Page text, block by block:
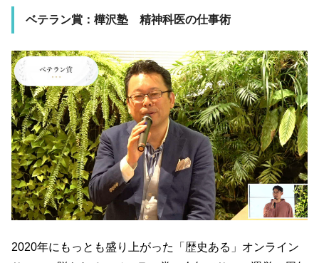
ベテラン賞：樺沢塾 精神科医の仕事術
2020年にもっとも盛り上がった「歴史ある」オンライン